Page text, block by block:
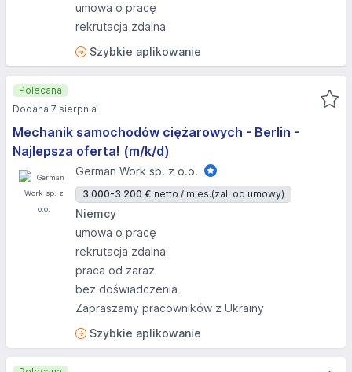
umowa o pracę
rekrutacja zdalna
Szybkie aplikowanie
Mechanik samochodów ciężarowych - Berlin -
Najlepsza oferta! (m/k/d)
German Work sp. z o.o.
3 000-3 200 € netto / mies.(zal. od umowy)
Niemcy
umowa o pracę
rekrutacja zdalna
praca od zaraz
bez doświadczenia
Zapraszamy pracowników z Ukrainy
Szybkie aplikowanie
Polecana
Dodana 7 sierpnia